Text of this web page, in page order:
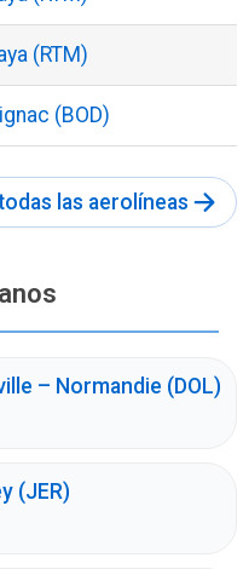
(RTM)
(BOD)
las aerolíneas
– Normandie (DOL)
(JER)